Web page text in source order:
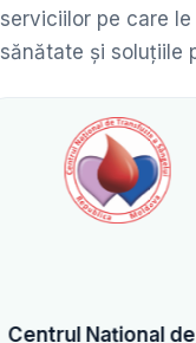
serviciilor pe care
sănătate și soluțiile
de